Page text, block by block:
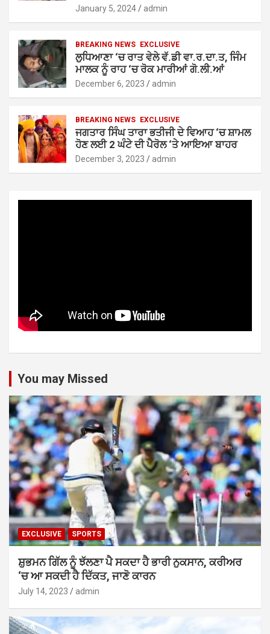
January 5, 2024 admin
BREAKING NEWS EXCLUSIVE
ਲੁਧਿਆਣਾ ‘ਚ ਰਾਤ ਵੇਲੇ ਵੱ.ਡੀ ਵਾ.ਰ.ਦਾ.ਤ, ਜਿੰਮ
ਮਾਲਕ ਨੂੰ ਰਾਹ ‘ਚ ਰੋਕ ਮਾਰੀਆਂ ਗੋ.ਲੀ.ਆਂ
December 6, 2023 admin
BREAKING NEWS EXCLUSIVE
ਜਗਤਾਰ ਸਿੰਘ ਤਾਰਾ ਭਤੀਜੀ ਦੇ ਵਿਆਹ ‘ਚ ਸ਼ਾਮਲ
ਹੋਣ ਲਈ 2 ਘੰਟੇ ਦੀ ਪੈਰੋਲ ‘ਤੇ ਆਇਆ ਬਾਹਰ
December 3, 2023 admin
You may Missed
EXCLUSIVE SPORTS
ਸ਼ੁਭਮਨ ਗਿੱਲ ਨੂੰ ਝੱਲਣਾ ਪੈ ਸਕਦਾ ਹੈ ਭਾਰੀ ਨੁਕਸਾਨ, ਕਰੀਅਰ
‘ਚ ਆ ਸਕਦੀ ਹੈ ਦਿੱਕਤ, ਜਾਣੋ ਕਾਰਨ
July 14, 2023 admin